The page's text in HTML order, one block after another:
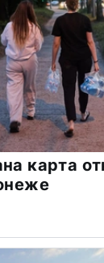
карта